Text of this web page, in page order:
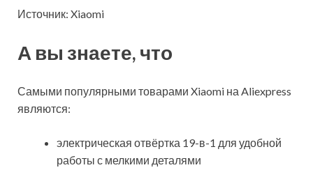
Источник: Xiaomi
А вы знаете, что
Самыми популярными товарами Xiaomi на Aliexpress
являются:
электрическая отвёртка 19-в-1 для удобной
работы с мелкими деталями